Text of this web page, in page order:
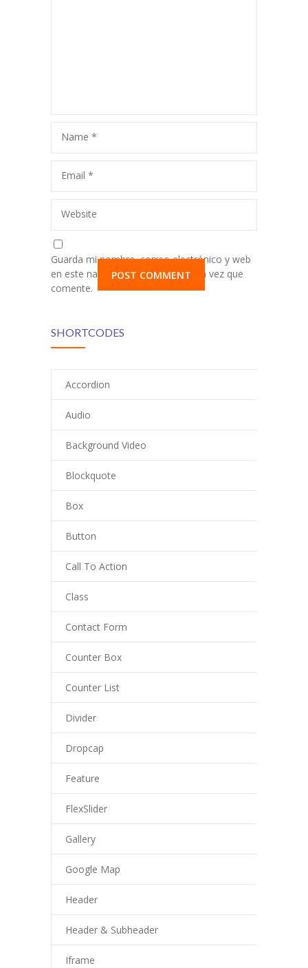
Name *
Email *
Website
Guarda mi nombre, correo electrónico y web
en este navegador para la próxima vez que
comente.
SHORTCODES
Accordion
Audio
Background Video
Blockquote
Box
Button
Call To Action
Class
Contact Form
Counter Box
Counter List
Divider
Dropcap
Feature
FlexSlider
Gallery
Google Map
Header
Header & Subheader
Iframe